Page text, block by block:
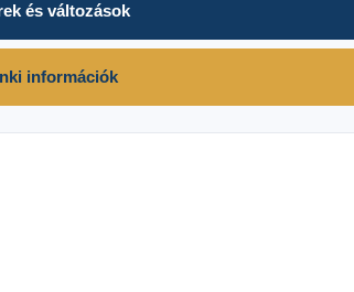
és változások
információk